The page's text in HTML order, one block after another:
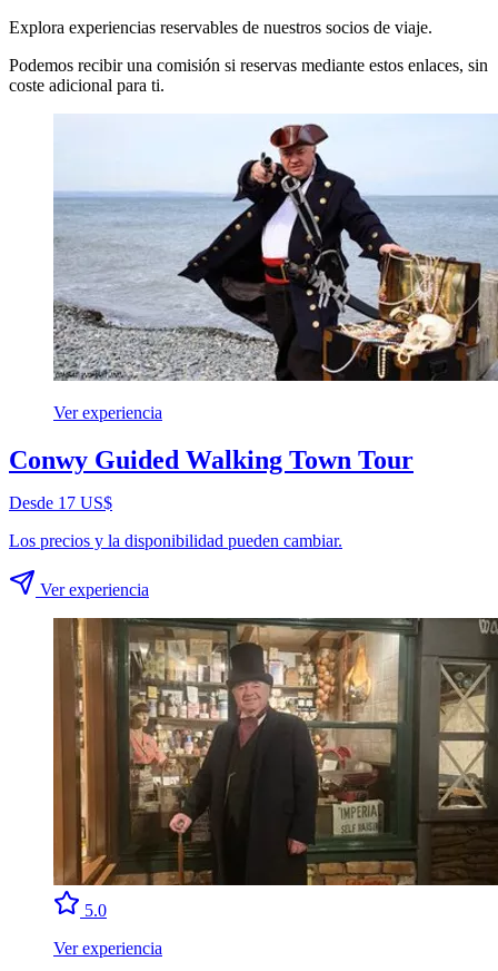
Explora experiencias reservables de nuestros socios de viaje.
Podemos recibir una comisión si reservas mediante estos enlaces, sin
coste adicional para ti.
Ver experiencia
Conwy Guided Walking Town Tour
Desde 17 US$
Los precios y la disponibilidad pueden cambiar.
Ver experiencia
5.0
Ver experiencia